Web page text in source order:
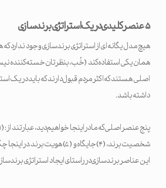
۵ عنصر کلیدی در یک استراتژی برندسازی
هیچ مدل یگانه ای از استراتژی برندسازی وجود ندارد که
همان یکی استفاده کند (خُب، بنظرتان خسته کننده
اصلی هستند که اکثر مردم قبول دارند که باید در یک
داشته باشد.
شخصیت برند، (۴) جایگاه و (۵) هویت
این عناصر برندسازی در راستای ایجاد استراتژی